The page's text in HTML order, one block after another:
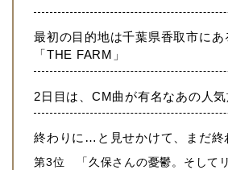
最初の目的地は千葉県香取市にあ
「THE FARM」
2日目は、CM曲が有名なあの人気
終わりに…と見せかけて、まだ終
第3位 「久保さんの憂鬱。そしてリ